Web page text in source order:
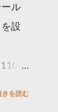
ル
設
きを読む